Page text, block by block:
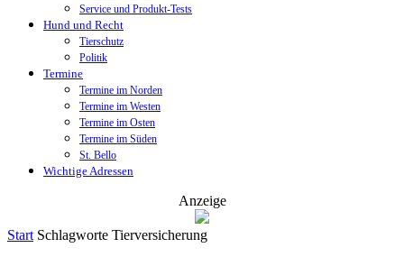
Service und Produkt-Tests
Hund und Recht
Tierschutz
Politik
Termine
Termine im Norden
Termine im Westen
Termine im Osten
Termine im Süden
St. Bello
Wichtige Adressen
Anzeige
Start Schlagworte Tierversicherung